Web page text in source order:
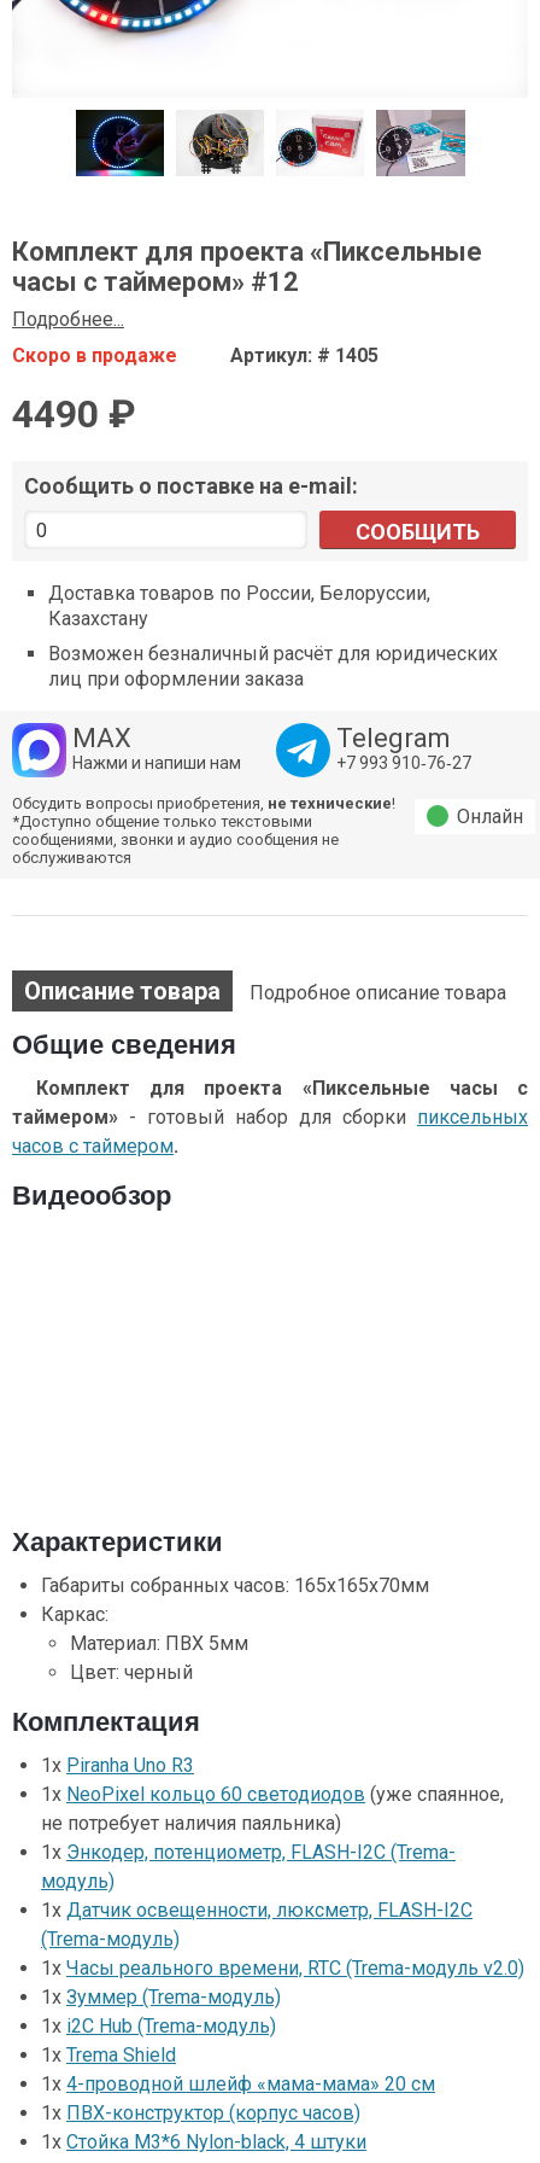
Комплект для проекта «Пиксельные
часы с таймером» #12
Подробнее...
Скоро в продаже
Артикул: # 1405
4490 ₽
Сообщить о поставке на e-mail:
СООБЩИТЬ
Доставка товаров по России, Белоруссии,
Казахстану
Возможен безналичный расчёт для юридических
лиц при оформлении заказа
MAX
Нажми и напиши нам
Telegram
+7 993 910‑76‑27
Обсудить вопросы приобретения, не технические!
*Доступно общение только текстовыми
сообщениями, звонки и аудио сообщения не
обслуживаются
Онлайн
Описание товара Подробное описание товара
Общие сведения
Комплект для проекта «Пиксельные часы с
таймером» - готовый набор для сборки пиксельных
часов с таймером.
Видеообзор
Характеристики
Габариты собранных часов: 165x165x70мм
Каркас:
Материал: ПВХ 5мм
Цвет: черный
Комплектация
1х Piranha Uno R3
1х NeoPixel кольцо 60 светодиодов (уже спаянное,
не потребует наличия паяльника)
1х Энкодер, потенциометр, FLASH-I2C (Trema-
модуль)
1х Датчик освещенности, люксметр, FLASH-I2C
(Trema-модуль)
1х Часы реального времени, RTC (Trema-модуль v2.0)
1х Зуммер (Trema-модуль)
1х i2C Hub (Trema-модуль)
1х Trema Shield
1x 4-проводной шлейф «мама-мама» 20 см
1х ПВХ-конструктор (корпус часов)
1x Стойка М3*6 Nylon-black, 4 штуки